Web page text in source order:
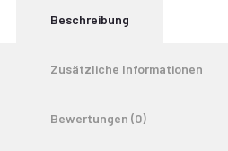
Beschreibung
Zusätzliche Informationen
Bewertungen (0)